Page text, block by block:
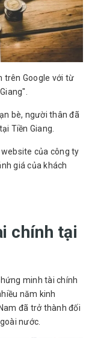
trên Google với từ
bè, người thân đã
Tiền Giang.
website của công ty
giá của khách
chính tại
minh tài chính
năm kinh
đã trở thành đối
nước.